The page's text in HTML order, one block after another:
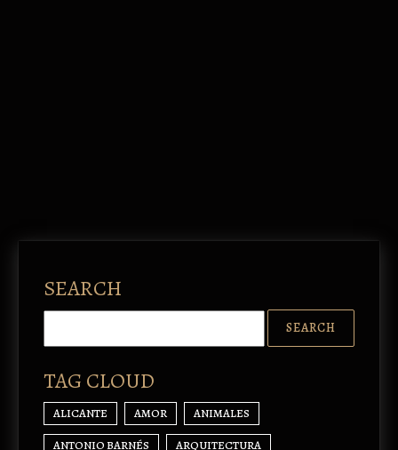
SEARCH
TAG CLOUD
ALICANTE AMOR ANIMALES
ANTONIO BARNÉS ARQUITECTURA